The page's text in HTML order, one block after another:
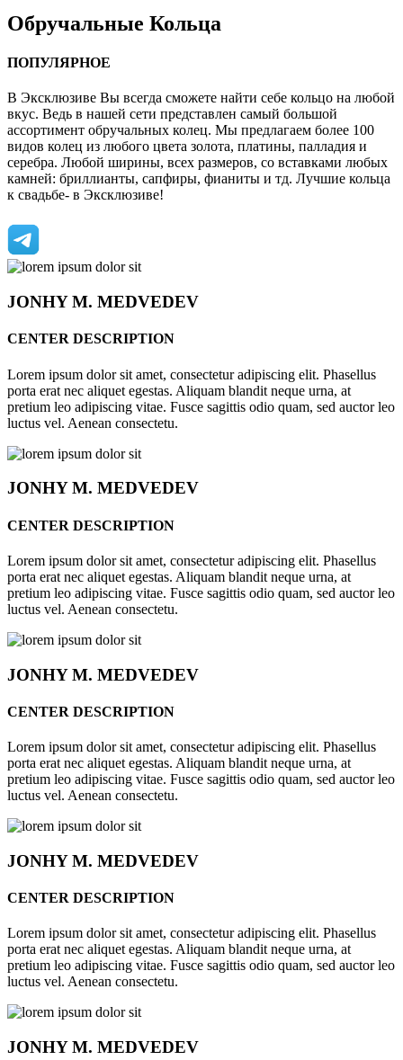
Обручальные Кольца
ПОПУЛЯРНОЕ
В Эксклюзиве Вы всегда сможете найти себе кольцо на любой
вкус. Ведь в нашей сети представлен самый большой
ассортимент обручальных колец. Мы предлагаем более 100
видов колец из любого цвета золота, платины, палладия и
серебра. Любой ширины, всех размеров, со вставками любых
камней: бриллианты, сапфиры, фианиты и тд. Лучшие кольца
к свадьбе- в Эксклюзиве!
JONHYM. MEDVEDEV
CENTER DESCRIPTION
Lorem ipsum dolor sit amet, consectetur adipiscing elit. Phasellus
porta erat nec aliquet egestas. Aliquam blandit neque urna, at
pretium leo adipiscing vitae. Fusce sagittis odio quam, sed auctor leo
luctus vel. Aenean consectetu.
JONHYM. MEDVEDEV
CENTER DESCRIPTION
Lorem ipsum dolor sit amet, consectetur adipiscing elit. Phasellus
porta erat nec aliquet egestas. Aliquam blandit neque urna, at
pretium leo adipiscing vitae. Fusce sagittis odio quam, sed auctor leo
luctus vel. Aenean consectetu.
JONHYM. MEDVEDEV
CENTER DESCRIPTION
Lorem ipsum dolor sit amet, consectetur adipiscing elit. Phasellus
porta erat nec aliquet egestas. Aliquam blandit neque urna, at
pretium leo adipiscing vitae. Fusce sagittis odio quam, sed auctor leo
luctus vel. Aenean consectetu.
JONHYM. MEDVEDEV
CENTER DESCRIPTION
Lorem ipsum dolor sit amet, consectetur adipiscing elit. Phasellus
porta erat nec aliquet egestas. Aliquam blandit neque urna, at
pretium leo adipiscing vitae. Fusce sagittis odio quam, sed auctor leo
luctus vel. Aenean consectetu.
JONHYM. MEDVEDEV